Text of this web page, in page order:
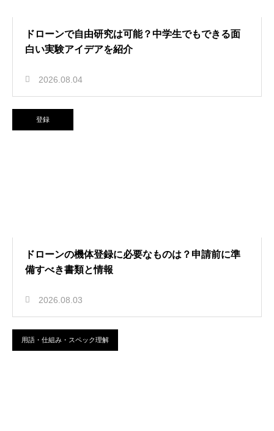
ドローンで自由研究は可能？中学生でもできる面
白い実験アイデアを紹介
2026.08.04
登録
ドローンの機体登録に必要なものは？申請前に準
備すべき書類と情報
2026.08.03
用語・仕組み・スペック理解